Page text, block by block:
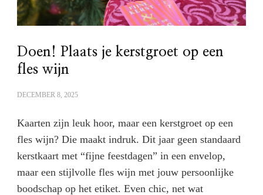
Doen! Plaats je kerstgroet op een
fles wijn
DECEMBER 8, 2025
Kaarten zijn leuk hoor, maar een kerstgroet op een
fles wijn? Die maakt indruk. Dit jaar geen standaard
kerstkaart met “fijne feestdagen” in een envelop,
maar een stijlvolle fles wijn met jouw persoonlijke
boodschap op het etiket. Even chic, net wat